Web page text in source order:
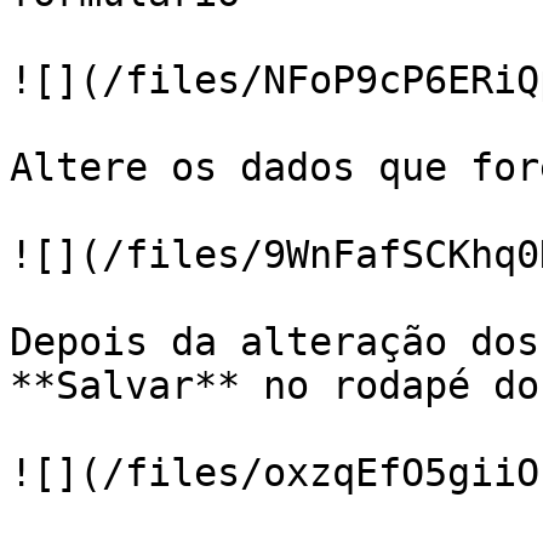
![](/files/
Altere os dados que
![](/files/
Depois da alteração
**Salvar** no rodapé